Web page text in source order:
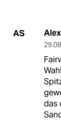
AS
das